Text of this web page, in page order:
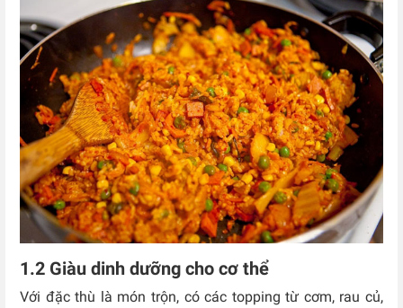
1.2 Giàu dinh dưỡng cho cơ thể
Với đặc thù là món trộn, có các topping từ cơm, rau củ,